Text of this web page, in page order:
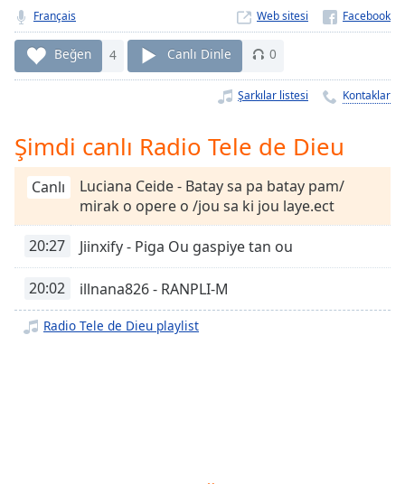
currently
behind
liveLIVE
Remaining
Time-
Playback
Rate
Chapters
descriptions
off,
Français Web sitesi
Beğen 4 Canlı Dinle 0
Şarkılar listesi Kontaklar
Şimdi canlı Radio Tele de Dieu
Canlı
Luciana Ceide - Batay sa pa batay pam/
mirak o opere o /jou sa ki jou laye.ect
20:27 Jiinxify - Piga Ou gaspiye tan ou
20:02 illnana826 - RANPLI-M
Radio Tele de Dieu playlist